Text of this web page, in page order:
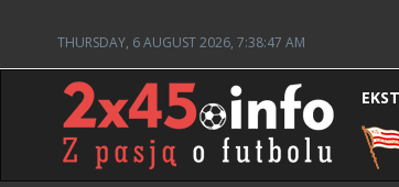
THURSDAY, 6 AUGUST 2026, 7:38:48 AM